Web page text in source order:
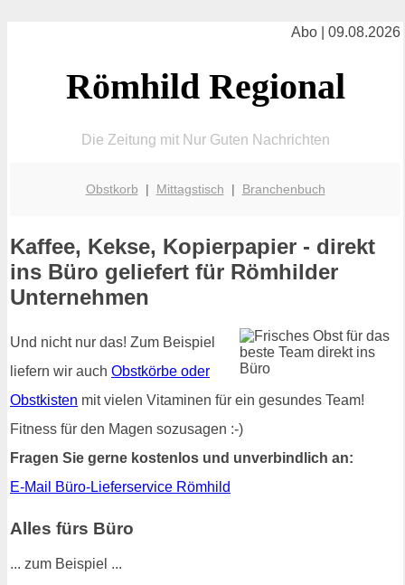
Abo | 09.08.2026
Römhild Regional
Die Zeitung mit Nur Guten Nachrichten
Obstkorb | Mittagstisch | Branchenbuch
Kaffee, Kekse, Kopierpapier - direkt
ins Büro geliefert für Römhilder
Unternehmen
Und nicht nur das! Zum Beispiel
liefern wir auch Obstkörbe oder
Obstkisten mit vielen Vitaminen für ein gesundes Team!
Fitness für den Magen sozusagen :-)
Fragen Sie gerne kostenlos und unverbindlich an:
E-Mail Büro-Lieferservice Römhild
Alles fürs Büro
... zum Beispiel ...